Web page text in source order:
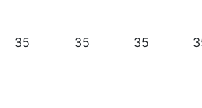
35 35 35